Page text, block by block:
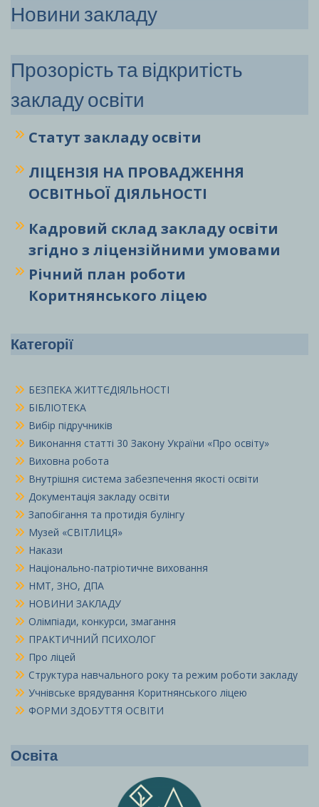
Новини закладу
Прозорість та відкритість
закладу освіти
Статут закладу освіти
ЛІЦЕНЗІЯ НА ПРОВАДЖЕННЯ
ОСВІТНЬОЇ ДІЯЛЬНОСТІ
Кадровий склад закладу освіти
згідно з ліцензійними умовами
Річний план роботи
Коритнянського ліцею
Категорії
БЕЗПЕКА ЖИТТЄДІЯЛЬНОСТІ
БІБЛІОТЕКА
Вибір підручників
Виконання статті 30 Закону України «Про освіту»
Виховна робота
Внутрішня система забезпечення якості освіти
Документація закладу освіти
Запобігання та протидія булінгу
Музей «СВІТЛИЦЯ»
Накази
Національно-патріотичне виховання
НМТ, ЗНО, ДПА
НОВИНИ ЗАКЛАДУ
Олімпіади, конкурси, змагання
ПРАКТИЧНИЙ ПСИХОЛОГ
Про ліцей
Структура навчального року та режим роботи закладу
Учнівське врядування Коритнянського ліцею
ФОРМИ ЗДОБУТТЯ ОСВІТИ
Освіта